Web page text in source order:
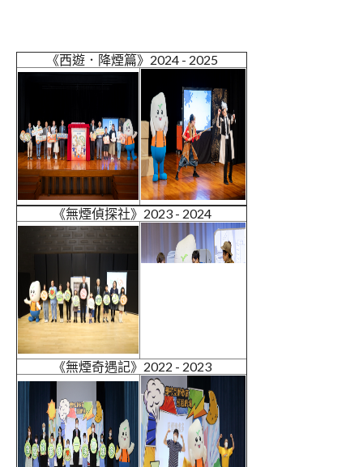
《西遊．降煙篇》2024 - 2025
《無煙偵探社》2023 - 2024
《無煙奇遇記》2022 - 2023